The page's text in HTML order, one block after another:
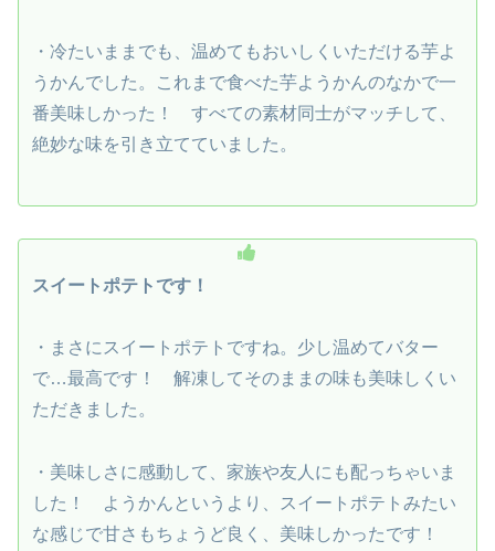
・冷たいままでも、温めてもおいしくいただける芋よ
うかんでした。これまで食べた芋ようかんのなかで一
番美味しかった！ すべての素材同士がマッチして、
絶妙な味を引き立てていました。
スイートポテトです！
・まさにスイートポテトですね。少し温めてバター
で…最高です！ 解凍してそのままの味も美味しくい
ただきました。
・美味しさに感動して、家族や友人にも配っちゃいま
した！ ようかんというより、スイートポテトみたい
な感じで甘さもちょうど良く、美味しかったです！